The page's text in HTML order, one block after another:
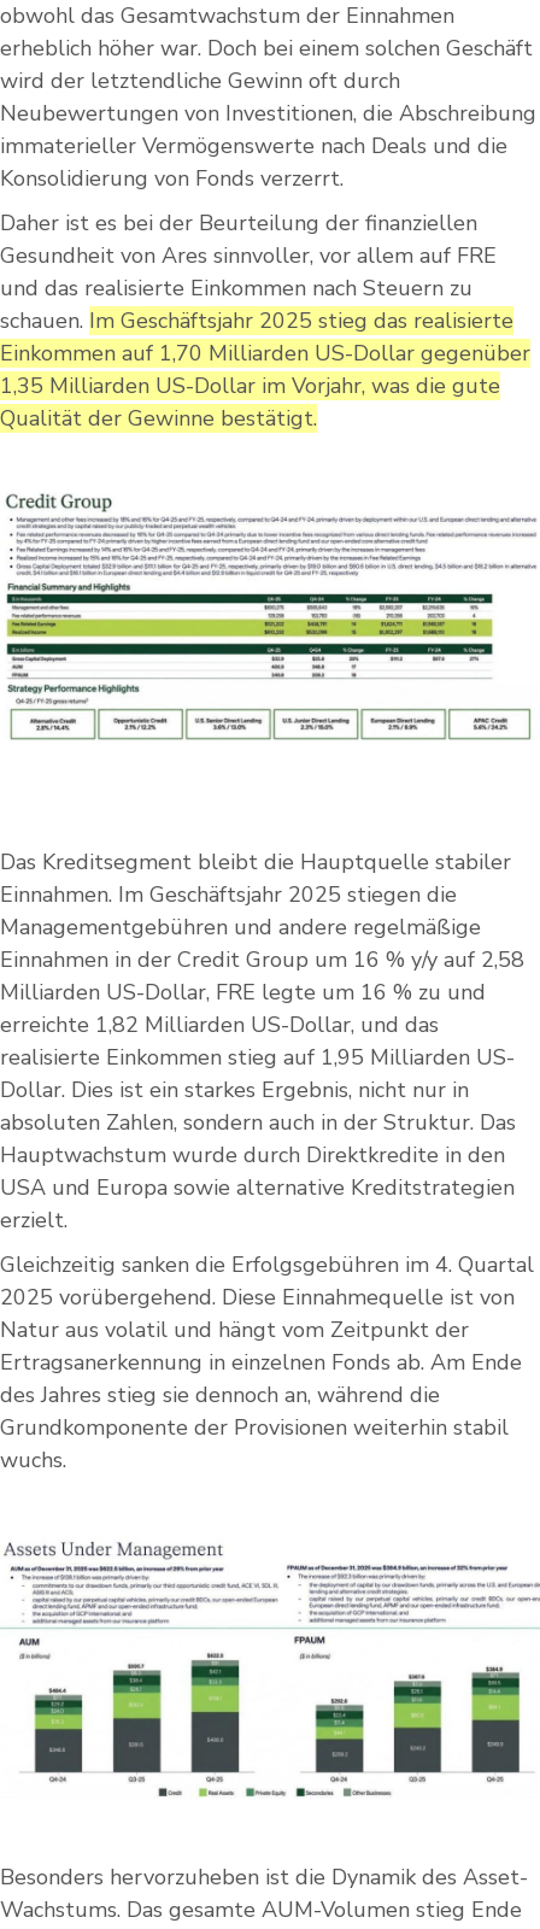
obwohl das Gesamtwachstum der Einnahmen
erheblich höher war. Doch bei einem solchen Geschäft
wird der letztendliche Gewinn oft durch
Neubewertungen von Investitionen, die Abschreibung
immaterieller Vermögenswerte nach Deals und die
Konsolidierung von Fonds verzerrt.
Daher ist es bei der Beurteilung der finanziellen
Gesundheit von Ares sinnvoller, vor allem auf FRE
und das realisierte Einkommen nach Steuern zu
schauen. Im Geschäftsjahr 2025 stieg das realisierte
Einkommen auf 1,70 Milliarden US-Dollar gegenüber
1,35 Milliarden US-Dollar im Vorjahr, was die gute
Qualität der Gewinne bestätigt.
Das Kreditsegment bleibt die Hauptquelle stabiler
Einnahmen. Im Geschäftsjahr 2025 stiegen die
Managementgebühren und andere regelmäßige
Einnahmen in der Credit Group um 16 % y/y auf 2,58
Milliarden US-Dollar, FRE legte um 16 % zu und
erreichte 1,82 Milliarden US-Dollar, und das
realisierte Einkommen stieg auf 1,95 Milliarden US-
Dollar. Dies ist ein starkes Ergebnis, nicht nur in
absoluten Zahlen, sondern auch in der Struktur. Das
Hauptwachstum wurde durch Direktkredite in den
USA und Europa sowie alternative Kreditstrategien
erzielt.
Gleichzeitig sanken die Erfolgsgebühren im 4. Quartal
2025 vorübergehend. Diese Einnahmequelle ist von
Natur aus volatil und hängt vom Zeitpunkt der
Ertragsanerkennung in einzelnen Fonds ab. Am Ende
des Jahres stieg sie dennoch an, während die
Grundkomponente der Provisionen weiterhin stabil
wuchs.
Besonders hervorzuheben ist die Dynamik des Asset-
Wachstums. Das gesamte AUM-Volumen stieg Ende